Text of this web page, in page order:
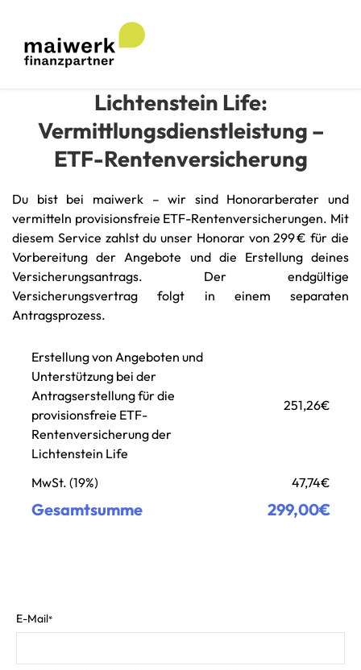
Lichtenstein Life:
Vermittlungsdienstleistung –
ETF-Rentenversicherung
Du bist bei maiwerk – wir sind Honorarberater und
vermitteln provisionsfreie ETF-Rentenversicherungen. Mit
diesem Service zahlst du unser Honorar von 299 € für die
Vorbereitung der Angebote und die Erstellung deines
Versicherungsantrags. Der endgültige
Versicherungsvertrag folgt in einem separaten
Antragsprozess.
Erstellung von Angeboten und
Unterstützung bei der
Antragserstellung für die
provisionsfreie ETF-
Rentenversicherung der
Lichtenstein Life
251,26€
MwSt. (19%) 47,74€
Gesamtsumme 299,00€
E-Mail*